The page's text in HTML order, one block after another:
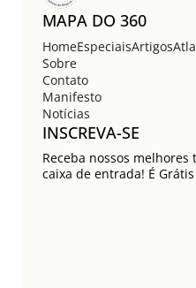
MAPA DO 360
HomeEspeciaisArtigos
Sobre
Contato
Manifesto
Notícias
INSCREVA-SE
Receba nossos
caixa de entrada! É Grátis